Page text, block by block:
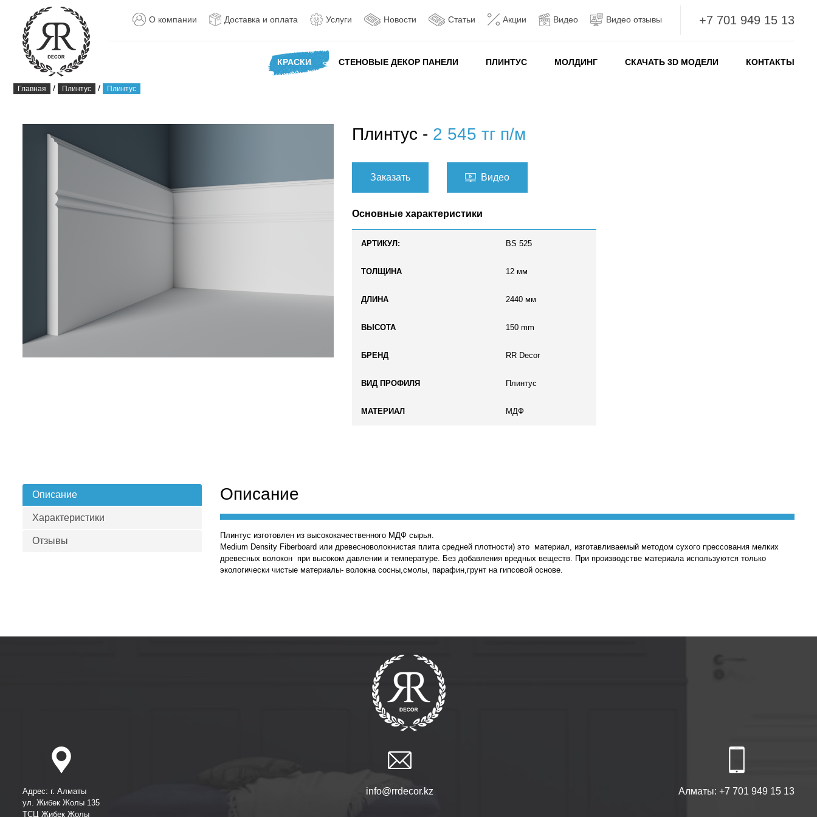
О компании Доставка и оплата Услуги Новости Статьи Акции Видео Видео отзывы +7 701 949 15 13
КРАСКИ СТЕНОВЫЕ ДЕКОР ПАНЕЛИ ПЛИНТУС МОЛДИНГ СКАЧАТЬ 3D МОДЕЛИ КОНТАКТЫ
Главная / Плинтус / Плинтус
Плинтус - 2 545 тг п/м
Заказать Видео
Основные характеристики
АРТИКУЛ: BS 525
ТОЛЩИНА 12 мм
ДЛИНА 2440 мм
ВЫСОТА 150 mm
БРЕНД RR Decor
ВИД ПРОФИЛЯ Плинтус
МАТЕРИАЛ МДФ
Описание
Характеристики
Отзывы
Описание
Плинтус изготовлен из высококачественного МДФ сырья.
Medium Density Fiberboard или древесноволокнистая плита средней плотности) это материал, изготавливаемый методом сухого прессования мелких
древесных волокон при высоком давлении и температуре. Без добавления вредных веществ. При производстве материала используются только
экологически чистые материалы- волокна сосны,смолы, парафин,грунт на гипсовой основе.
Адрес: г. Алматы
ул. Жибек Жолы 135
ТСЦ Жибек Жолы
info@rrdecor.kz Алматы: +7 701 949 15 13